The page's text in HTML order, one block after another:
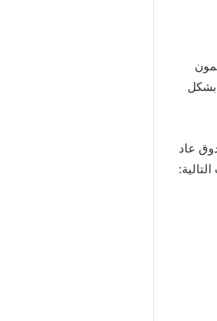
بشكل
عاد